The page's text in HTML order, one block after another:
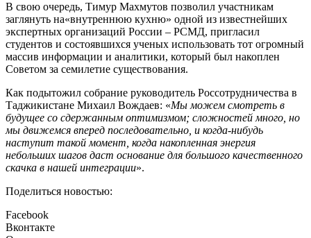
В свою очередь, Тимур Махмутов позволил участникам
заглянуть на«внутреннюю кухню» одной из известнейших
экспертных организаций России – РСМД, пригласил
студентов и состоявшихся ученых использовать тот огромный
массив информации и аналитики, который был накоплен
Советом за семилетие существования.
Как подытожил собрание руководитель Россотрудничества в
Таджикистане Михаил Вождаев: «Мы можем смотреть в
будущее со сдержанным оптимизмом; сложностей много, но
мы движемся вперед последовательно, и когда-нибудь
наступит такой момент, когда накопленная энергия
небольших шагов даст основание для большого качественного
скачка в нашей интеграции».
Поделиться новостью:
Facebook
Вконтакте